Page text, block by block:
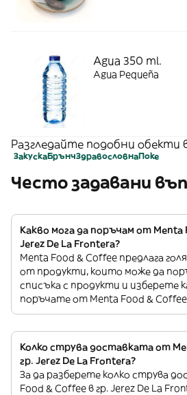
Agua 350 ml.
Agua Pequeña
Разгледайте подобни обекти
ЗакускаБрънчЗдравословнаПоке
Често задавани
Какво мога да поръчам от Menta
Jerez De La Frontera?
Menta Food & Coffee предлага
от продукти, които може да
списъка с продукти и изберете
поръчате от Menta Food &
Колко струва доставката от
гр. Jerez De La Frontera?
За да разберете колко струва
Food & Coffee в гр. Jerez De La